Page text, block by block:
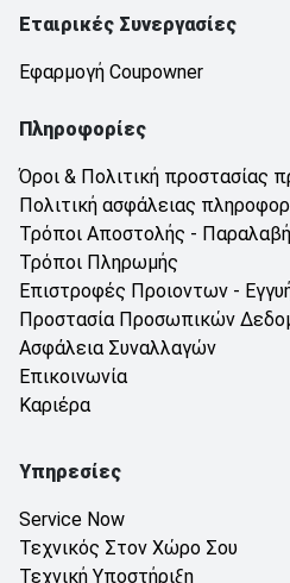
Εταιρικές Συνεργασίες
Εφαρμογή Coupowner
Πληροφορίες
Όροι & Πολιτική προστασίας
Πολιτική ασφάλειας
Τρόποι Αποστολής -
Τρόποι Πληρωμής
Επιστροφές Προιοντων -
Προστασία Προσωπικών
Ασφάλεια Συναλλαγών
Επικοινωνία
Καριέρα
Υπηρεσίες
Service Now
Τεχνικός Στον Χώρο Σου
Τεχνική Υποστήριξη